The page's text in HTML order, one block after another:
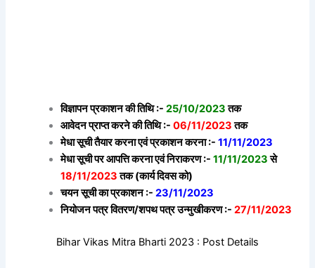
विज्ञापन प्रकाशन की तिथि :-25/10/2023तक
आवेदन प्राप्त करने की तिथि :- 06/11/2023तक
मेधा सूची तैयार करना एवं प्रकाशन करना :-11/11/2023
मेधा सूची पर आपत्ति करना एवं निराकरण :- 11/11/2023से
18/11/2023तक (कार्य दिवस को)
चयन सूची का प्रकाशन :-23/11/2023
नियोजन पत्र वितरण/शपथ पत्र उन्मुखीकरण :- 27/11/2023
Bihar Vikas Mitra Bharti 2023 : Post Details